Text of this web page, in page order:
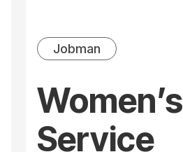
Jobman
Women’s
Service